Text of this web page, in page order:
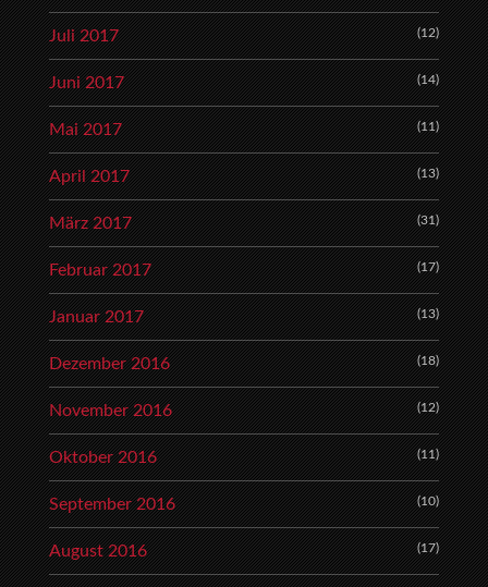
Juli 2017 (12)
Juni 2017 (14)
Mai 2017 (11)
April 2017 (13)
März 2017 (31)
Februar 2017 (17)
Januar 2017 (13)
Dezember 2016 (18)
November 2016 (12)
Oktober 2016 (11)
September 2016 (10)
August 2016 (17)